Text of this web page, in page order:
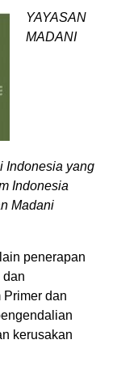
YAYASAN
MADANI
Indonesia yang
Indonesia
Madani
penerapan
dan
Primer dan
kerusakan